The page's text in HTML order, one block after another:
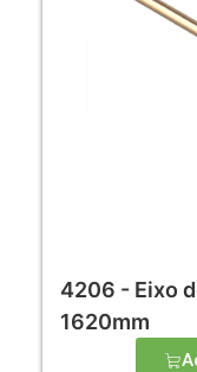
4206 - Eixo
1620mm